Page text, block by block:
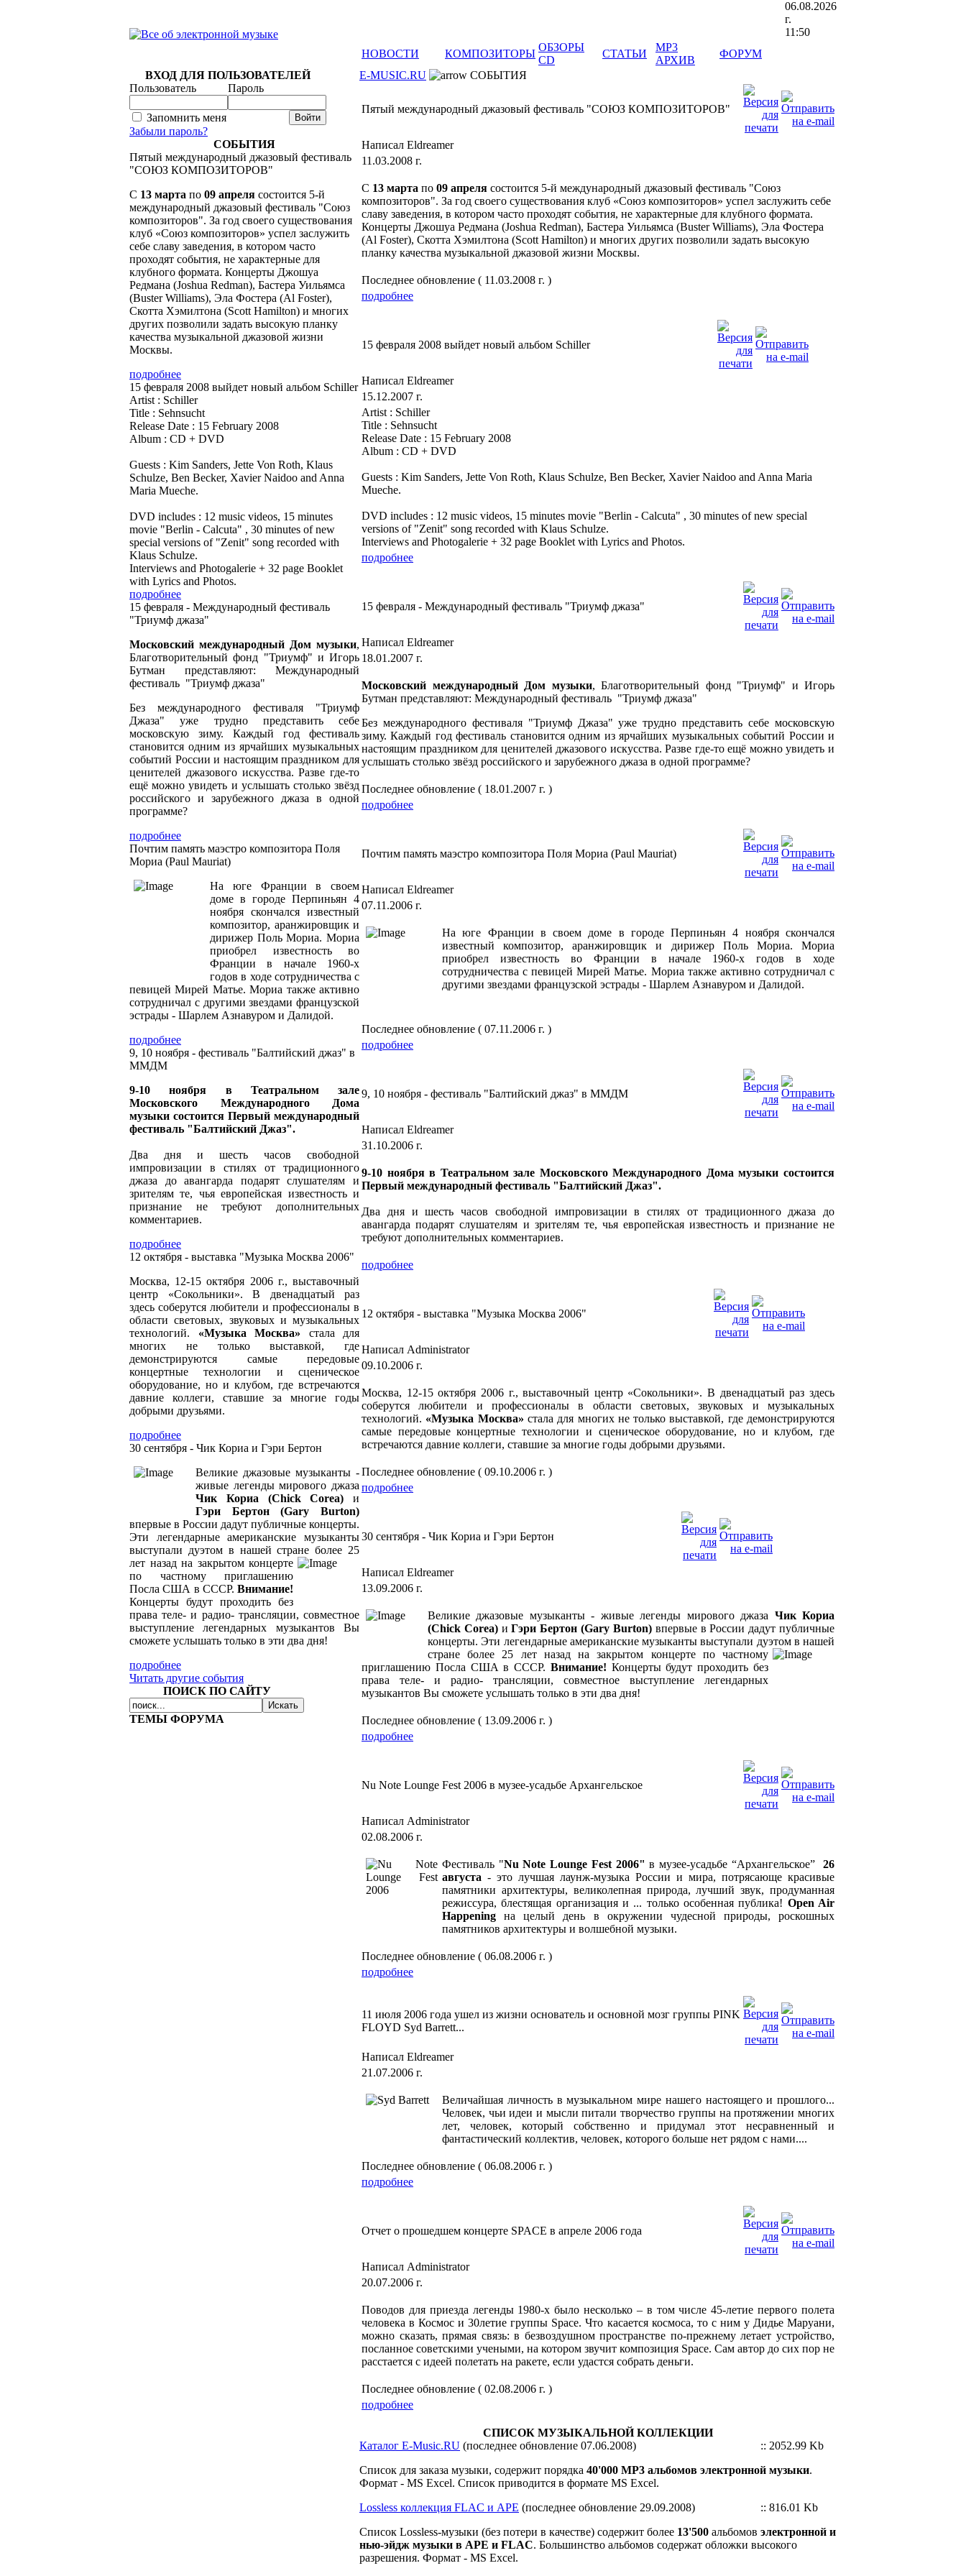
06.08.2026
г.
11:50
НОВОСТИ
КОМПОЗИТОРЫ
ОБЗОРЫ
CD
СТАТЬИ
MP3
АРХИВ
ФОРУМ
ВХОД ДЛЯ ПОЛЬЗОВАТЕЛЕЙ
Пользователь
Пароль
Запомнить меня
Забыли пароль?
СОБЫТИЯ
Пятый международный джазовый фестиваль
"СОЮЗ КОМПОЗИТОРОВ"
C 13 марта по 09 апреля состоится 5-й
международный джазовый фестиваль "Союз
композиторов". За год своего существования
клуб «Союз композиторов» успел заслужить
себе славу заведения, в котором часто
проходят события, не характерные для
клубного формата. Концерты Джошуа
Редмана (Joshua Redman), Бастера Уильямса
(Buster Williams), Эла Фостера (Al Foster),
Скотта Хэмилтона (Scott Hamilton) и многих
других позволили задать высокую планку
качества музыкальной джазовой жизни
Москвы.
подробнее
15 февраля 2008 выйдет новый альбом Schiller
Artist : Schiller
Title : Sehnsucht
Release Date : 15 February 2008
Album : CD + DVD
Guests : Kim Sanders, Jette Von Roth, Klaus
Schulze, Ben Becker, Xavier Naidoo and Anna
Maria Mueche.
DVD includes : 12 music videos, 15 minutes
movie "Berlin - Calcuta" , 30 minutes of new
special versions of "Zenit" song recorded with
Klaus Schulze.
Interviews and Photogalerie + 32 page Booklet
with Lyrics and Photos.
подробнее
15 февраля - Международный фестиваль
"Триумф джаза"
Московский международный Дом музыки,
Благотворительный фонд "Триумф" и Игорь
Бутман представляют: Международный
фестиваль "Триумф джаза"
Без международного фестиваля "Триумф
Джаза" уже трудно представить себе
московскую зиму. Каждый год фестиваль
становится одним из ярчайших музыкальных
событий России и настоящим праздником для
ценителей джазового искусства. Разве где-то
ещё можно увидеть и услышать столько звёзд
российского и зарубежного джаза в одной
программе?
подробнее
Почтим память маэстро композитора Поля
Мориа (Paul Mauriat)
На юге Франции в своем
доме в городе Перпиньян 4
ноября скончался известный
композитор, аранжировщик и
дирижер Поль Мориа. Мориа
приобрел известность во
Франции в начале 1960-х
годов в ходе сотрудничества с
певицей Мирей Матье. Мориа также активно
сотрудничал с другими звездами французской
эстрады - Шарлем Азнавуром и Далидой.
подробнее
9, 10 ноября - фестиваль "Балтийский джаз" в
ММДМ
9-10 ноября в Театральном зале
Московского Международного Дома
музыки состоится Первый международный
фестиваль "Балтийский Джаз".
Два дня и шесть часов свободной
импровизации в стилях от традиционного
джаза до авангарда подарят слушателям и
зрителям те, чья европейская известность и
признание не требуют дополнительных
комментариев.
подробнее
12 октября - выставка "Музыка Москва 2006"
Москва, 12-15 октября 2006 г., выставочный
центр «Сокольники». В двенадцатый раз
здесь соберутся любители и профессионалы в
области световых, звуковых и музыкальных
технологий. «Музыка Москва» стала для
многих не только выставкой, где
демонстрируются самые передовые
концертные технологии и сценическое
оборудование, но и клубом, где встречаются
давние коллеги, ставшие за многие годы
добрыми друзьями.
подробнее
30 сентября - Чик Кориа и Гэри Бертон
Великие джазовые музыканты -
живые легенды мирового джаза
Чик Кориа (Chick Corea) и
Гэри Бертон (Gary Burton)
впервые в России дадут публичные концерты.
Эти легендарные американские музыканты
выступали дуэтом в нашей стране более 25
лет назад на закрытом концерте
по частному приглашению
Посла США в СССР. Внимание!
Концерты будут проходить без
права теле- и радио- трансляции, совместное
выступление легендарных музыкантов Вы
сможете услышать только в эти два дня!
подробнее
Читать другие события
ПОИСК ПО САЙТУ
ТЕМЫ ФОРУМА
E-MUSIC.RU СОБЫТИЯ
Пятый международный джазовый фестиваль "СОЮЗ КОМПОЗИТОРОВ"
Написал Eldreamer
11.03.2008 г.
C 13 марта по 09 апреля состоится 5-й международный джазовый фестиваль "Союз
композиторов". За год своего существования клуб «Союз композиторов» успел заслужить себе
славу заведения, в котором часто проходят события, не характерные для клубного формата.
Концерты Джошуа Редмана (Joshua Redman), Бастера Уильямса (Buster Williams), Эла Фостера
(Al Foster), Скотта Хэмилтона (Scott Hamilton) и многих других позволили задать высокую
планку качества музыкальной джазовой жизни Москвы.
Последнее обновление ( 11.03.2008 г. )
подробнее
15 февраля 2008 выйдет новый альбом Schiller
Написал Eldreamer
15.12.2007 г.
Artist : Schiller
Title : Sehnsucht
Release Date : 15 February 2008
Album : CD + DVD
Guests : Kim Sanders, Jette Von Roth, Klaus Schulze, Ben Becker, Xavier Naidoo and Anna Maria
Mueche.
DVD includes : 12 music videos, 15 minutes movie "Berlin - Calcuta" , 30 minutes of new special
versions of "Zenit" song recorded with Klaus Schulze.
Interviews and Photogalerie + 32 page Booklet with Lyrics and Photos.
подробнее
15 февраля - Международный фестиваль "Триумф джаза"
Написал Eldreamer
18.01.2007 г.
Московский международный Дом музыки, Благотворительный фонд "Триумф" и Игорь
Бутман представляют: Международный фестиваль "Триумф джаза"
Без международного фестиваля "Триумф Джаза" уже трудно представить себе московскую
зиму. Каждый год фестиваль становится одним из ярчайших музыкальных событий России и
настоящим праздником для ценителей джазового искусства. Разве где-то ещё можно увидеть и
услышать столько звёзд российского и зарубежного джаза в одной программе?
Последнее обновление ( 18.01.2007 г. )
подробнее
Почтим память маэстро композитора Поля Мориа (Paul Mauriat)
Написал Eldreamer
07.11.2006 г.
На юге Франции в своем доме в городе Перпиньян 4 ноября скончался
известный композитор, аранжировщик и дирижер Поль Мориа. Мориа
приобрел известность во Франции в начале 1960-х годов в ходе
сотрудничества с певицей Мирей Матье. Мориа также активно сотрудничал с
другими звездами французской эстрады - Шарлем Азнавуром и Далидой.
Последнее обновление ( 07.11.2006 г. )
подробнее
9, 10 ноября - фестиваль "Балтийский джаз" в ММДМ
Написал Eldreamer
31.10.2006 г.
9-10 ноября в Театральном зале Московского Международного Дома музыки состоится
Первый международный фестиваль "Балтийский Джаз".
Два дня и шесть часов свободной импровизации в стилях от традиционного джаза до
авангарда подарят слушателям и зрителям те, чья европейская известность и признание не
требуют дополнительных комментариев.
подробнее
12 октября - выставка "Музыка Москва 2006"
Написал Administrator
09.10.2006 г.
Москва, 12-15 октября 2006 г., выставочный центр «Сокольники». В двенадцатый раз здесь
соберутся любители и профессионалы в области световых, звуковых и музыкальных
технологий. «Музыка Москва» стала для многих не только выставкой, где демонстрируются
самые передовые концертные технологии и сценическое оборудование, но и клубом, где
встречаются давние коллеги, ставшие за многие годы добрыми друзьями.
Последнее обновление ( 09.10.2006 г. )
подробнее
30 сентября - Чик Кориа и Гэри Бертон
Написал Eldreamer
13.09.2006 г.
Великие джазовые музыканты - живые легенды мирового джаза Чик Кориа
(Chick Corea) иГэри Бертон (Gary Burton)впервые в России дадут публичные
концерты. Эти легендарные американские музыканты выступали дуэтом в нашей
стране более 25 лет назад на закрытом концерте по частному
приглашению Посла США в СССР. Внимание! Концерты будут проходить без
права теле- и радио- трансляции, совместное выступление легендарных
музыкантов Вы сможете услышать только в эти два дня!
Последнее обновление ( 13.09.2006 г. )
подробнее
Nu Note Lounge Fest 2006 в музее-усадьбе Архангельское
Написал Administrator
02.08.2006 г.
Фестиваль "Nu Note Lounge Fest 2006" в музее-усадьбе “Архангельское”26
августа - это лучшая лаунж-музыка России и мира, потрясающе красивые
памятники архитектуры, великолепная природа, лучший звук, продуманная
режиссура, блестящая организация и ... только особенная публика! Open Air
Happening на целый день в окружении чудесной природы, роскошных
памятников архитектуры и волшебной музыки.
Последнее обновление ( 06.08.2006 г. )
подробнее
11 июля 2006 года ушел из жизни основатель и основной мозг группы PINK
FLOYD Syd Barrett...
Написал Eldreamer
21.07.2006 г.
Величайшая личность в музыкальном мире нашего настоящего и прошлого...
Человек, чьи идеи и мысли питали творчество группы на протяжении многих
лет, человек, который собственно и придумал этот несравненный и
фантастический коллектив, человек, которого больше нет рядом с нами....
Последнее обновление ( 06.08.2006 г. )
подробнее
Отчет о прошедшем концерте SPACE в апреле 2006 года
Написал Administrator
20.07.2006 г.
Поводов для приезда легенды 1980-х было несколько – в том числе 45-летие первого полета
человека в Космос и 30летие группы Space. Что касается космоса, то с ним у Дидье Маруани,
можно сказать, прямая связь: в безвоздушном пространстве по-прежнему летает устройство,
посланное советскими учеными, на котором звучит композиция Space. Сам автор до сих пор не
расстается с идеей полетать на ракете, если удастся собрать деньги.
Последнее обновление ( 02.08.2006 г. )
подробнее
СПИСОК МУЗЫКАЛЬНОЙ КОЛЛЕКЦИИ
Каталог E-Music.RU (последнее обновление 07.06.2008)
:: 2052.99 Kb
Список для заказа музыки, содержит порядка 40'000 MP3 альбомов электронной музыки.
Формат - MS Excel. Список приводится в формате MS Excel.
Lossless коллекция FLAC и APE (последнее обновление 29.09.2008)
:: 816.01 Kb
Список Lossless-музыки (без потери в качестве) содержит более 13'500 альбомов электронной и
нью-эйдж музыки в APE и FLAC. Большинство альбомов содержат обложки высокого
разрешения. Формат - MS Excel.